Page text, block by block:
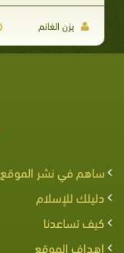
يزن الغانم
ساهم في نشر الموقع
دليلك للإسلام
كيف تساعدنا
اهداف الموقع